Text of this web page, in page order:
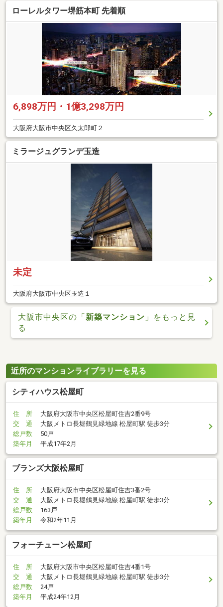
ローレルタワー堺筋本町 先着順
6,898万円・1億3,298万円
大阪府大阪市中央区久太郎町２
ミラージュグランデ玉造
未定
大阪府大阪市中央区玉造１
大阪市中央区の「新築マンション 」をもっと見
る
近所のマンションライブラリーを見る
シティハウス松屋町
住 所
大阪府大阪市中央区松屋町住吉2番9号
交 通
大阪メトロ長堀鶴見緑地線 松屋町駅 徒歩3分
総戸数
50戸
築年月
平成17年2月
ブランズ大阪松屋町
住 所
大阪府大阪市中央区松屋町住吉3番2号
交 通
大阪メトロ長堀鶴見緑地線 松屋町駅 徒歩3分
総戸数
163戸
築年月
令和2年11月
フォーチューン松屋町
住 所
大阪府大阪市中央区松屋町住吉4番1号
交 通
大阪メトロ長堀鶴見緑地線 松屋町駅 徒歩3分
総戸数
24戸
築年月
平成24年12月